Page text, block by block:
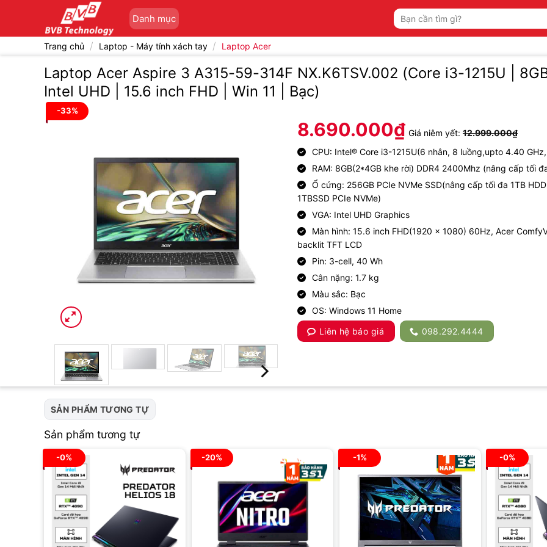
Danh mục
Tìm
kiếm:
Trang chủ / Laptop - Máy tính xách tay / Laptop Acer
Laptop Acer Aspire 3 A315-59-314F NX.K6TSV.002 (Core i3-1215U |
Intel UHD | 15.6 inch FHD | Win 11 | Bạc)
-33%
8.690.000₫ Giá niêm yết: 12.999.000₫
CPU: Intel® Core i3-1215U(6 nhân, 8 luồng,upto 4.40
RAM: 8GB(2*4GB khe rời) DDR4 2400Mhz (nâng cấp tối
Ổ cứng: 256GB PCIe NVMe SSD(nâng cấp tối đa 1TB
1TBSSD PCIe NVMe)
VGA: Intel UHD Graphics
Màn hình: 15.6 inch FHD(1920 x 1080) 60Hz, Acer
backlit TFT LCD
Pin: 3-cell, 40 Wh
Cân nặng: 1.7 kg
Màu sắc: Bạc
OS: Windows 11 Home
Liên hệ báo giá
098.292.4444
SẢN PHẨM TƯƠNG TỰ
Sản phẩm tương tự
-0% -20% -1% -0%